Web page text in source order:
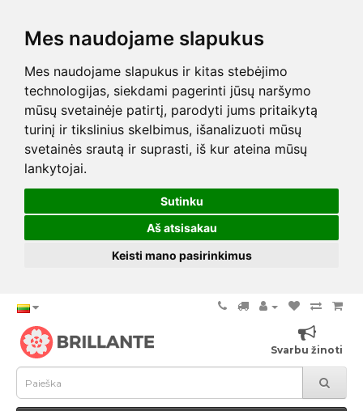
Mes naudojame slapukus
Mes naudojame slapukus ir kitas stebėjimo
technologijas, siekdami pagerinti jūsų naršymo
mūsų svetainėje patirtį, parodyti jums pritaikytą
turinį ir tikslinius skelbimus, išanalizuoti mūsų
svetainės srautą ir suprasti, iš kur ateina mūsų
lankytojai.
Sutinku
Aš atsisakau
Keisti mano pasirinkimus
Svarbu žinoti